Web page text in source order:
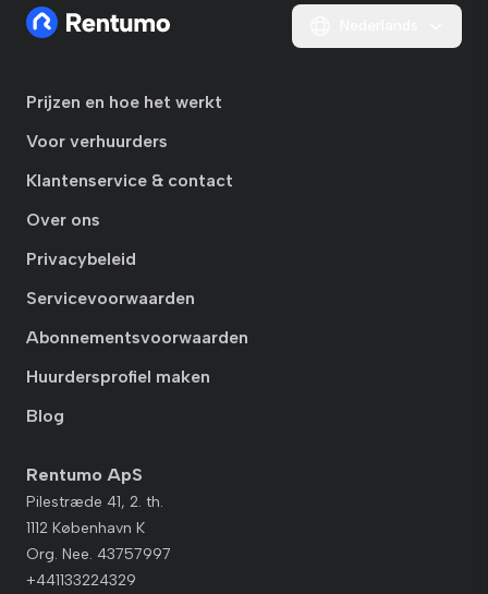
Prijzen en hoe het werkt
Voor verhuurders
Klantenservice & contact
Over ons
Privacybeleid
Servicevoorwaarden
Abonnementsvoorwaarden
Huurdersprofiel maken
Blog
Rentumo ApS
Pilestræde 41, 2. th.
1112 København K
Org. Nee. 43757997
+441133224329